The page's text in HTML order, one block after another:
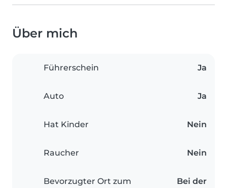
Über mich
Führerschein Ja
Auto Ja
Hat Kinder Nein
Raucher Nein
Bevorzugter Ort zum
Bei der